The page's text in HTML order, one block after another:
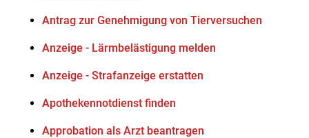
Antrag zur Genehmigung von Tierversuchen
Anzeige - Lärmbelästigung melden
Anzeige - Strafanzeige erstatten
Apothekennotdienst finden
Approbation als Arzt beantragen